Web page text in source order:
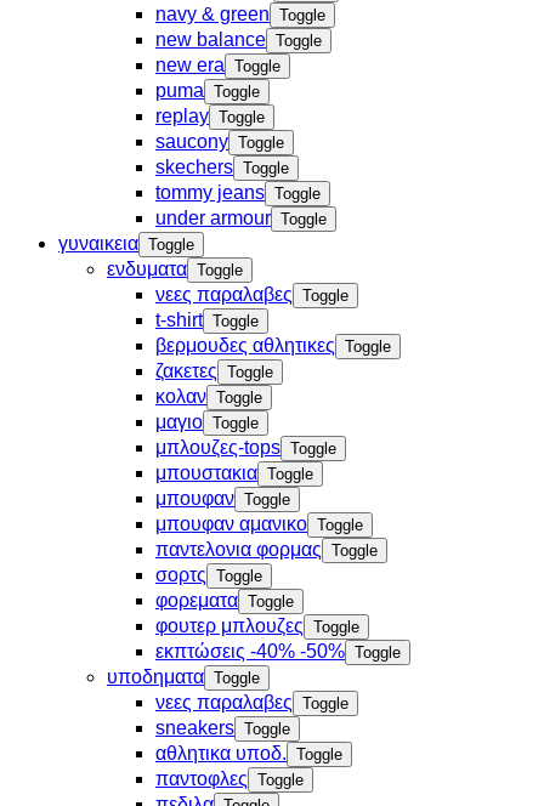
navy & green Toggle
new balance Toggle
new era Toggle
puma Toggle
replay Toggle
saucony Toggle
skechers Toggle
tommy jeans Toggle
under armour Toggle
γυναικεια Toggle
ενδυματα Toggle
νεες παραλαβες Toggle
t-shirt Toggle
βερμουδες αθλητικες Toggle
ζακετες Toggle
κολαν Toggle
μαγιο Toggle
μπλουζες-tops Toggle
μπουστακια Toggle
μπουφαν Toggle
μπουφαν αμανικο Toggle
παντελονια φορμας Toggle
σορτς Toggle
φορεματα Toggle
φουτερ μπλουζες Toggle
εκπτώσεις -40% -50% Toggle
υποδηματα Toggle
νεες παραλαβες Toggle
sneakers Toggle
αθλητικα υποδ. Toggle
παντοφλες Toggle